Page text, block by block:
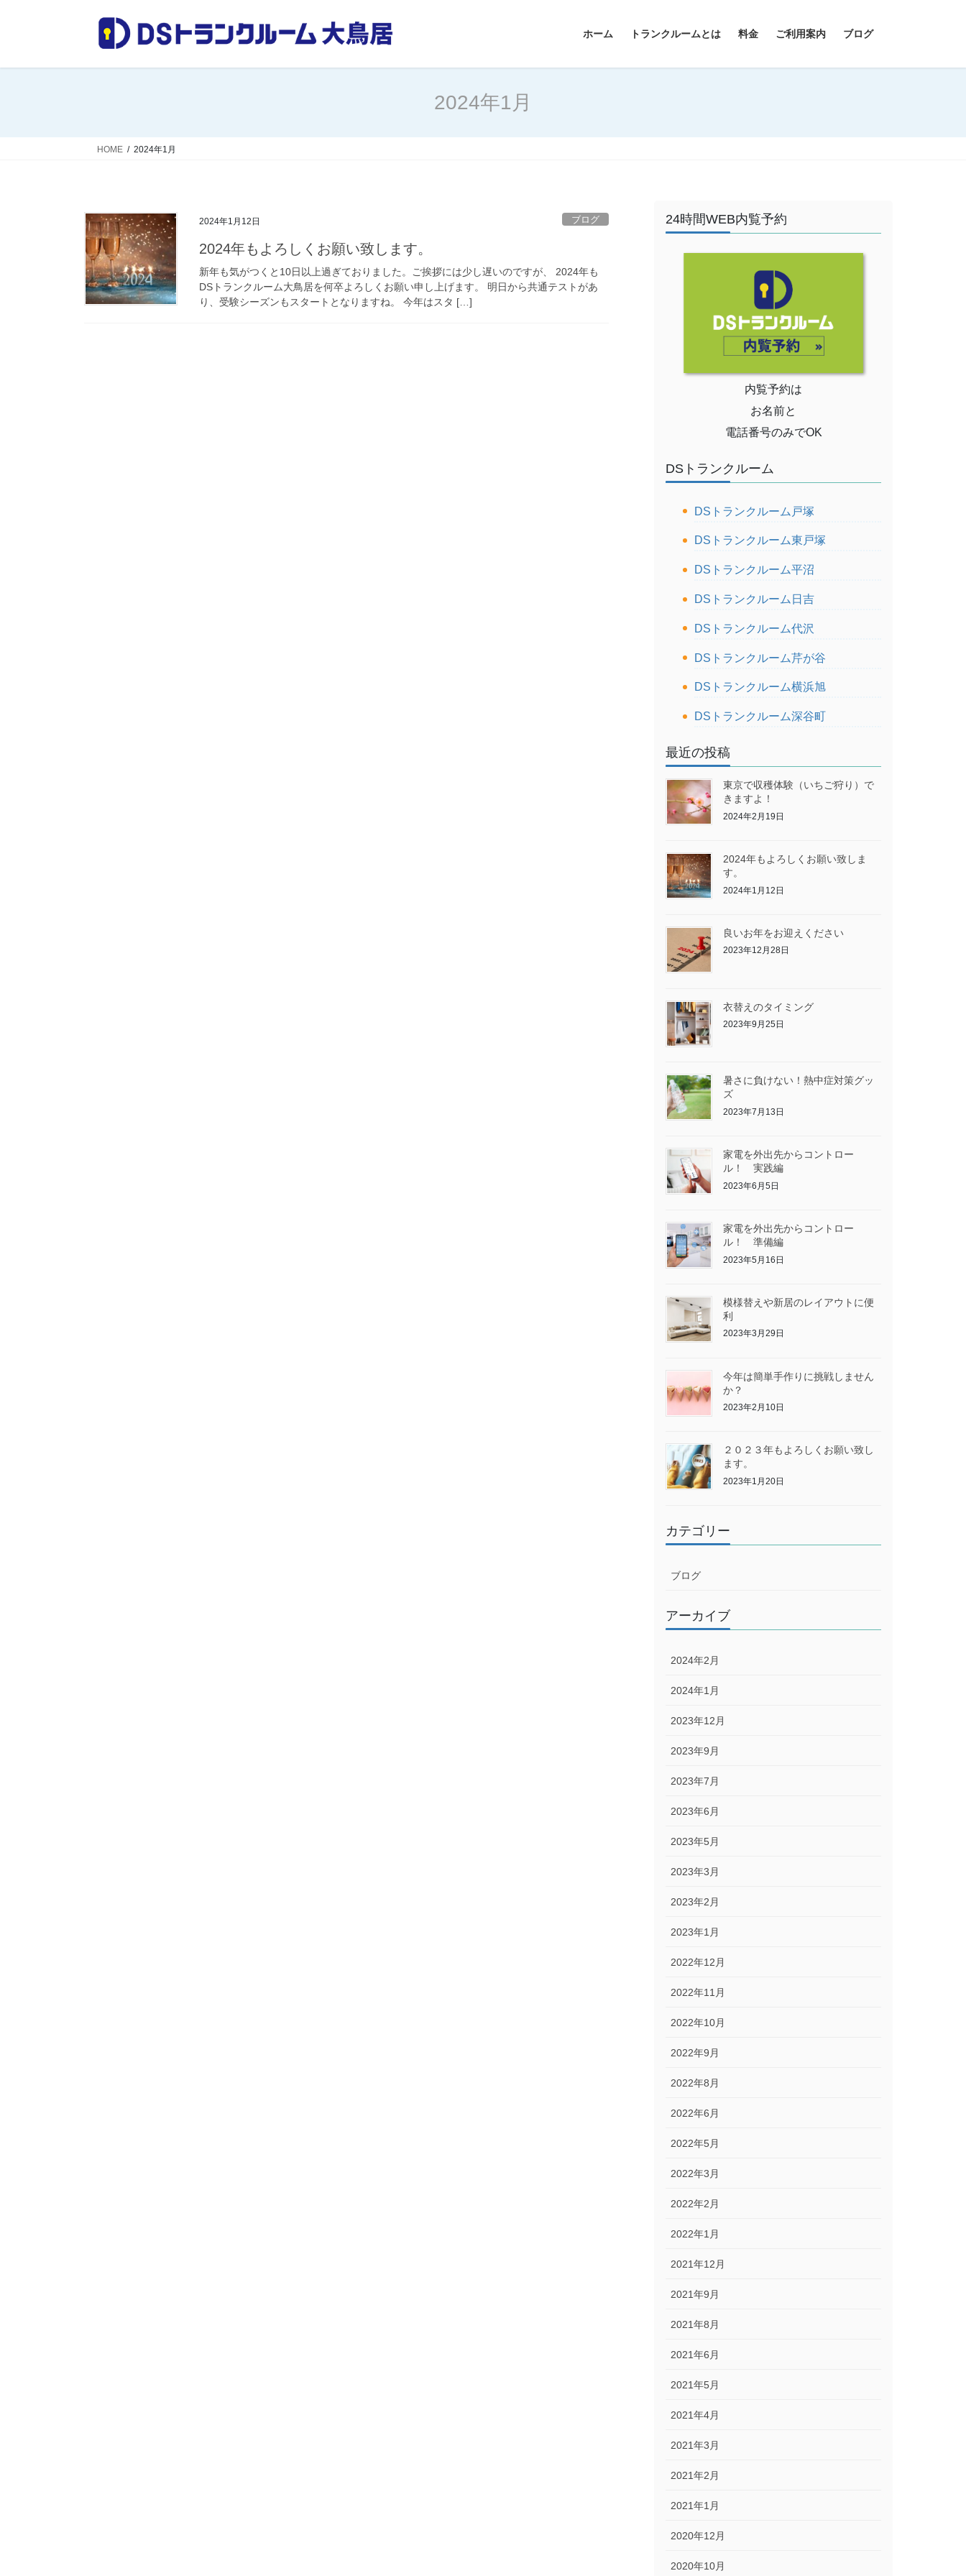
ホーム トランクルームとは 料金 ご利用案内 ブログ
2024年1月
HOME 2024年1月
2024年1月12日 ブログ
2024年もよろしくお願い致します。
新年も気がつくと10日以上過ぎておりました。ご挨拶には少し遅いのですが、 2024年も
DSトランクルーム大鳥居を何卒よろしくお願い申し上げます。 明日から共通テストがあ
り、受験シーズンもスタートとなりますね。 今年はスタ […]
24時間WEB内覧予約
内覧予約は
お名前と
電話番号のみでOK
DSトランクルーム
DSトランクルーム戸塚
DSトランクルーム東戸塚
DSトランクルーム平沼
DSトランクルーム日吉
DSトランクルーム代沢
DSトランクルーム芹が谷
DSトランクルーム横浜旭
DSトランクルーム深谷町
最近の投稿
東京で収穫体験（いちご狩り）で
きますよ！
2024年2月19日
2024年もよろしくお願い致しま
す。
2024年1月12日
良いお年をお迎えください
2023年12月28日
衣替えのタイミング
2023年9月25日
暑さに負けない！熱中症対策グッ
ズ
2023年7月13日
家電を外出先からコントロー
ル！ 実践編
2023年6月5日
家電を外出先からコントロー
ル！ 準備編
2023年5月16日
模様替えや新居のレイアウトに便
利
2023年3月29日
今年は簡単手作りに挑戦しません
か？
2023年2月10日
２０２３年もよろしくお願い致し
ます。
2023年1月20日
カテゴリー
ブログ
アーカイブ
2024年2月
2024年1月
2023年12月
2023年9月
2023年7月
2023年6月
2023年5月
2023年3月
2023年2月
2023年1月
2022年12月
2022年11月
2022年10月
2022年9月
2022年8月
2022年6月
2022年5月
2022年3月
2022年2月
2022年1月
2021年12月
2021年9月
2021年8月
2021年6月
2021年5月
2021年4月
2021年3月
2021年2月
2021年1月
2020年12月
2020年10月